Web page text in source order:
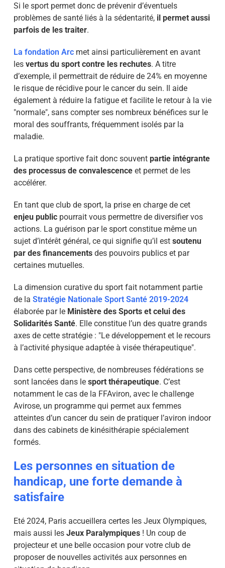
Si le sport permet donc de prévenir d’éventuels
problèmes de santé liés à la sédentarité,il permet aussi
parfois de les traiter.
La fondation Arcmet ainsi particulièrement en avant
les vertus du sport contre les rechutes. A titre
d’exemple, il permettrait de réduire de 24% en moyenne
le risque de récidive pour le cancer du sein. Il aide
également à réduire la fatigue et facilite le retour à la vie
"normale", sans compter ses nombreux bénéfices sur le
moral des souffrants, fréquemment isolés par la
maladie.
La pratique sportive fait donc souventpartie intégrante
des processus de convalescenceet permet de les
accélérer.
En tant que club de sport, la prise en charge de cet
enjeu publicpourrait vous permettre de diversifier vos
actions. La guérison par le sport constitue même un
sujet d’intérêt général, ce qui signifie qu’il est soutenu
par des financementsdes pouvoirs publics et par
certaines mutuelles.
La dimension curative du sport fait notamment partie
de la Stratégie Nationale Sport Santé 2019-2024
élaborée par le Ministère des Sports et celui des
Solidarités Santé. Elle constitue l’un des quatre grands
axes de cette stratégie : "Le développement et le recours
à l’activité physique adaptée à visée thérapeutique".
Dans cette perspective, de nombreuses fédérations se
sont lancées dans le sport thérapeutique. C’est
notamment le cas de la FFAviron, avec le challenge
Avirose, un programme qui permet aux femmes
atteintes d’un cancer du sein de pratiquer l’aviron indoor
dans des cabinets de kinésithérapie spécialement
formés.
Les personnes en situation de
handicap, une forte demande à
satisfaire
Eté 2024, Paris accueillera certes les Jeux Olympiques,
mais aussi les Jeux Paralympiques! Un coup de
projecteur et une belle occasion pour votre club de
proposer de nouvelles activités aux personnes en